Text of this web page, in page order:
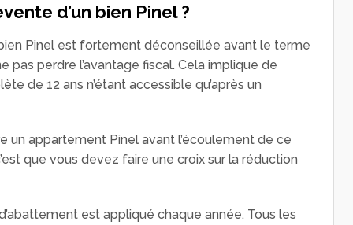
d’un bien Pinel ?
bien Pinel est fortement déconseillée avant le terme
pas perdre l’avantage fiscal. Cela implique de
de 12 ans n’étant accessible qu’après un
un appartement Pinel avant l’écoulement de ce
que vous devez faire une croix sur la réduction
est appliqué chaque année. Tous les